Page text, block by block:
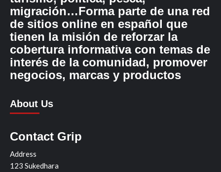
migración…Forma parte de una red
de sitios online en español que
tienen la misión de reforzar la
cobertura informativa con temas de
interés de la comunidad, promover
negocios, marcas y productos
About Us
Contact Grip
Address
123 Sukedhara